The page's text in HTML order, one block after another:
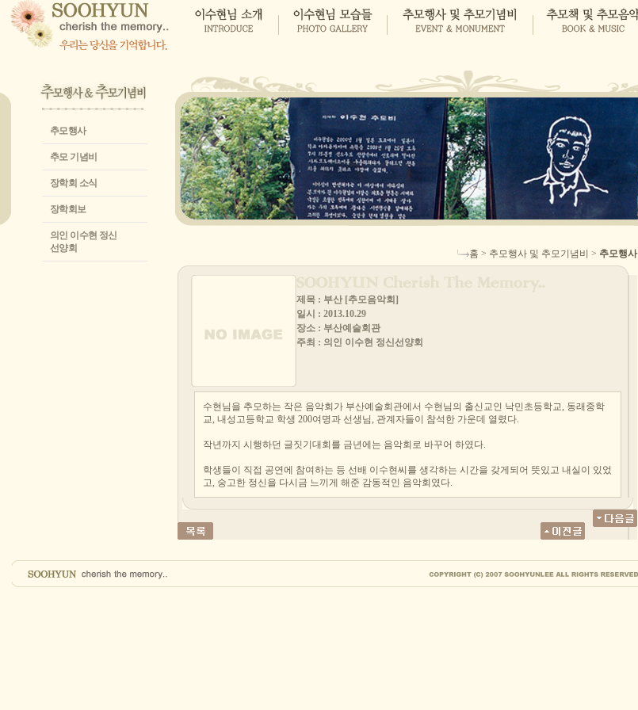
추모행사
추모 기념비
장학회 소식
장학회보
의인 이수현 정신
선양회
홈 > 추모행사 및 추모기념비 > 추모행사
제목 : 부산 [추모음악회]
일시 : 2013.10.29
장소 : 부산예술회관
주최 : 의인 이수현 정신선양회
수현님을 추모하는 작은 음악회가 부산예술회관에서 수현님의 출신교인 낙민초등학교, 동래중학
교, 내성고등학교 학생 200여명과 선생님, 관계자들이 참석한 가운데 열렸다.
작년까지 시행하던 글짓기대회를 금년에는 음악회로 바꾸어 하였다.
학생들이 직접 공연에 참여하는 등 선배 이수현씨를 생각하는 시간을 갖게되어 뜻있고 내실이 있었
고, 숭고한 정신을 다시금 느끼게 해준 감동적인 음악회였다.